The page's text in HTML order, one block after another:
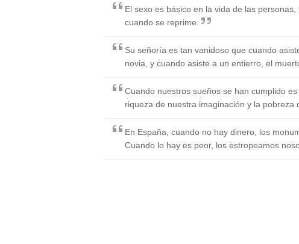
El sexo es básico en la vida de las
cuando se reprime.
Su señoría es tan vanidoso que cuando
novia, y cuando asiste a un entierro, el
Cuando nuestros sueños se han cumplido
riqueza de nuestra imaginación y la pobreza
En España, cuando no hay dinero, los
Cuando lo hay es peor, los estropeamos